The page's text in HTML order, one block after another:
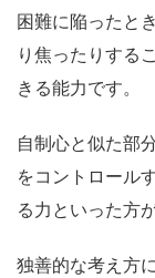
困難に陥ったと
り焦ったりする
きる能力です。
自制心と似た部
をコントロール
る力 といった方
独善的な考え方